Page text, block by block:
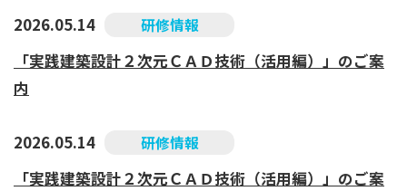
2026.05.14 研修情報
「実践建築設計２次元ＣＡＤ技術（活用編）」のご案
内
2026.05.14 研修情報
「実践建築設計２次元ＣＡＤ技術（活用編）」のご案